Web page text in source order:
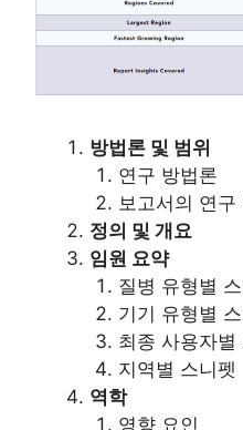
방법론 및 범위
연구 방법론
보고서의 연
정의 및 개요
임원 요약
질병 유형별
기기 유형별
최종 사용자별
지역별 스니펫
역학
영향 요인